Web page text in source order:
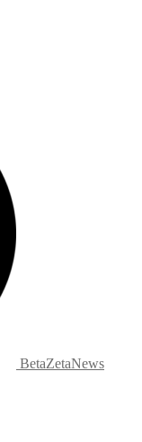
BetaZetaNews